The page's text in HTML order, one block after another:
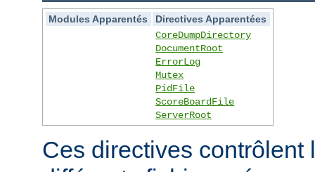
Modules Apparentés
Directives Apparentées
CoreDumpDirectory
DocumentRoot
ErrorLog
Mutex
PidFile
ScoreBoardFile
ServerRoot
Ces directives contrôlent